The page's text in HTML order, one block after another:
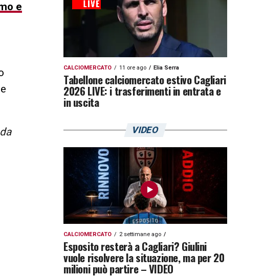
e
CALCIOMERCATO 11 ore ago Elia Serra
Tabellone calciomercato estivo Cagliari
2026 LIVE: i trasferimenti in entrata e
in uscita
VIDEO
CALCIOMERCATO 2 settimane ago
Esposito resterà a Cagliari? Giulini
vuole risolvere la situazione, ma per 20
milioni può partire – VIDEO